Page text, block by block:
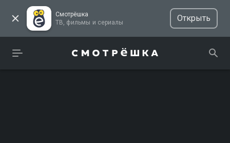
Смотрёшка
ТВ, фильмы и сериалы
Открыть